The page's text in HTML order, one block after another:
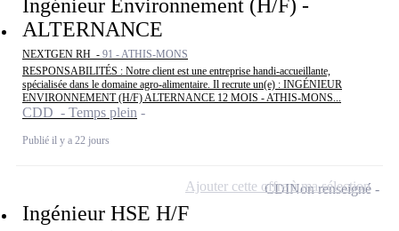
Ingénieur Environnement (H/F) -
ALTERNANCE
NEXTGEN RH - 91 - ATHIS-MONS
RESPONSABILITÉS : Notre client est une entreprise handi-accueillante,
spécialisée dans le domaine agro-alimentaire. Il recrute un(e) : INGÉNIEUR
ENVIRONNEMENT (H/F) ALTERNANCE 12 MOIS - ATHIS-MONS...
CDD - Temps plein
Publié il y a 22 jours
Ingénieur HSE H/F
CDINon renseigné
Ajouter cette offre à ma sélection